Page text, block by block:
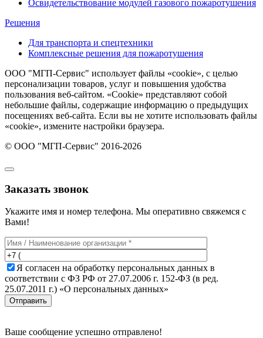
Освидетельствование модулей газового пожаротушения
Решения
Для транспорта и спецтехники
Комплексные решения для пожаротушения
ООО "МГП-Сервис" использует файлы «cookie», с целью
персонализации товаров, услуг и повышения удобства
пользования веб-сайтом. «Cookie» представляют собой
небольшие файлы, содержащие информацию о предыдущих
посещениях веб-сайта. Если вы не хотите использовать файлы
«cookie», измените настройки браузера.
© ООО "МГП-Сервис" 2016-2026
Заказать звонок
Укажите имя и номер телефона. Мы оперативно свяжемся с
Вами!
Я согласен на обработку персональных данных в
соответствии с ФЗ РФ от 27.07.2006 г. 152-ФЗ (в ред.
25.07.2011 г.) «О персональных данных»
Отправить
Ваше сообщение успешно отправлено!